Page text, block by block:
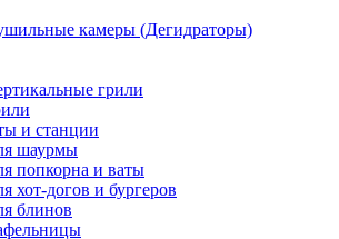
камеры (Дегидраторы)
грили
и станции
шаурмы
попкорна и ваты
хот-догов и бургеров
блинов